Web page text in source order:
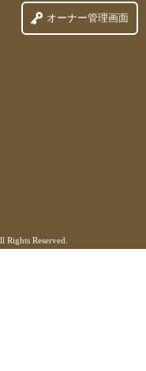
オーナー管理画面
Reserved.